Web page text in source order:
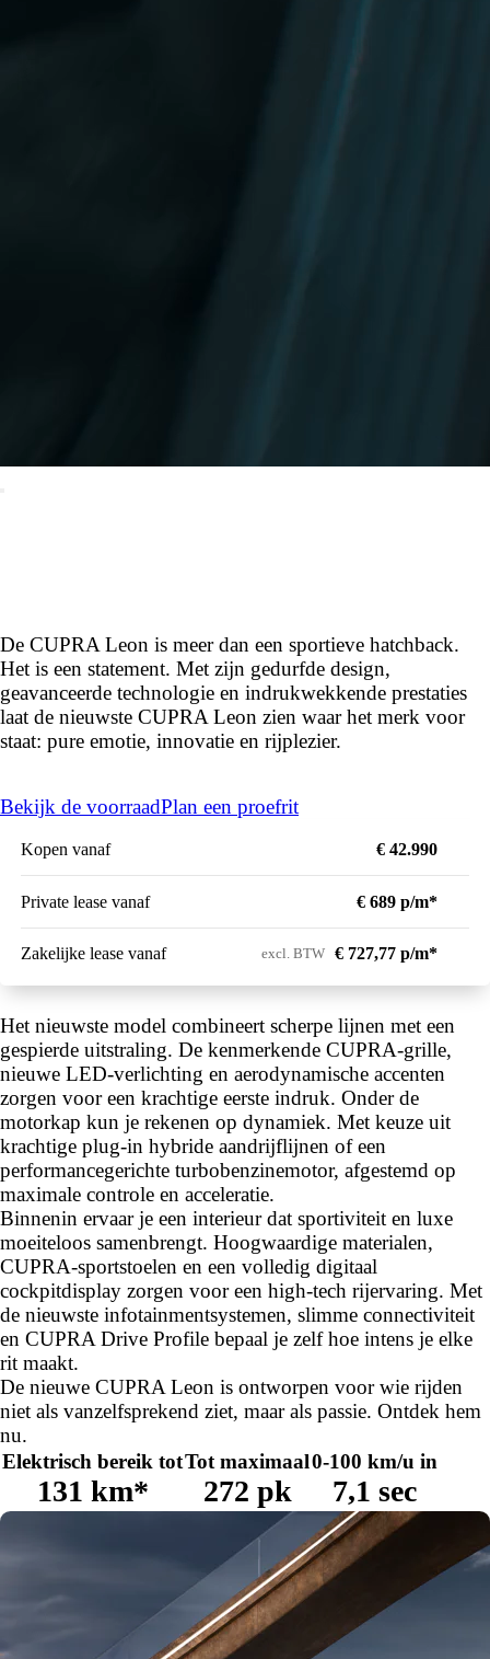
De CUPRA Leon is meer dan een sportieve hatchback.
Het is een statement. Met zijn gedurfde design,
geavanceerde technologie en indrukwekkende prestaties
laat de nieuwste CUPRA Leon zien waar het merk voor
staat: pure emotie, innovatie en rijplezier.
Bekijk de voorraadPlan een proefrit
Kopen vanaf € 42.990
Private lease vanaf € 689 p/m*
Zakelijke lease vanaf excl. BTW € 727,77 p/m*
Het nieuwste model combineert scherpe lijnen met een
gespierde uitstraling. De kenmerkende CUPRA-grille,
nieuwe LED-verlichting en aerodynamische accenten
zorgen voor een krachtige eerste indruk. Onder de
motorkap kun je rekenen op dynamiek. Met keuze uit
krachtige plug-in hybride aandrijflijnen of een
performancegerichte turbobenzinemotor, afgestemd op
maximale controle en acceleratie.
Binnenin ervaar je een interieur dat sportiviteit en luxe
moeiteloos samenbrengt. Hoogwaardige materialen,
CUPRA-sportstoelen en een volledig digitaal
cockpitdisplay zorgen voor een high-tech rijervaring. Met
de nieuwste infotainmentsystemen, slimme connectiviteit
en CUPRA Drive Profile bepaal je zelf hoe intens je elke
rit maakt.
De nieuwe CUPRA Leon is ontworpen voor wie rijden
niet als vanzelfsprekend ziet, maar als passie. Ontdek hem
nu.
Elektrisch bereik tot
131 km*
Tot maximaal
272 pk
0-100 km/u in
7,1 sec